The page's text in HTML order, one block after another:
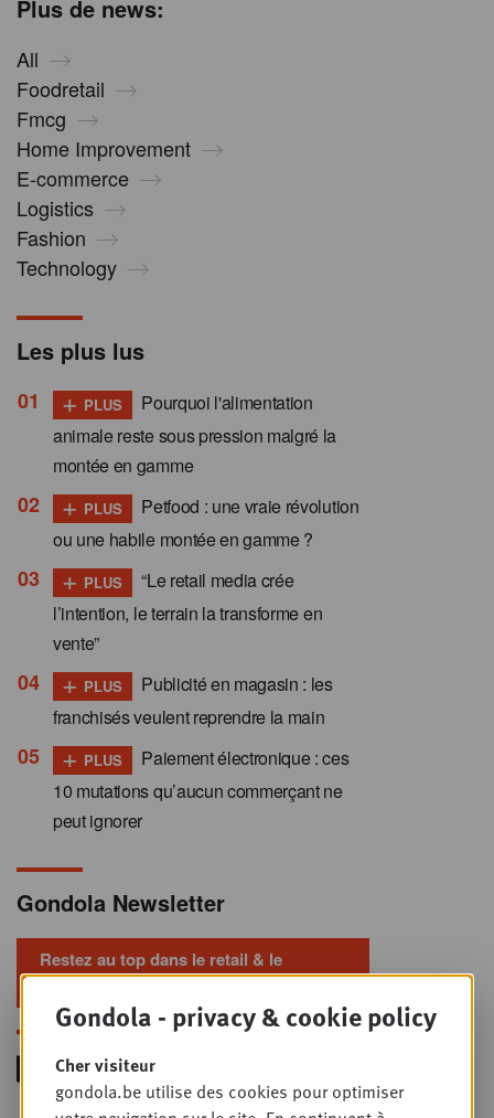
Plus de news:
All
Foodretail
Fmcg
Home Improvement
E-commerce
Logistics
Fashion
Technology
Les plus lus
+ PLUS
Pourquoi l'alimentation
animale reste sous pression malgré la
montée en gamme
+ PLUS
Petfood : une vraie révolution
ou une habile montée en gamme ?
+ PLUS
“Le retail media crée
l’intention, le terrain la transforme en
vente”
+ PLUS
Publicité en magasin : les
franchisés veulent reprendre la main
+ PLUS
Paiement électronique : ces
10 mutations qu’aucun commerçant ne
peut ignorer
Gondola Newsletter
Restez au top dans le retail & le
foodservice !
Gondola - privacy & cookie policy
Cher visiteur
gondola.be utilise des cookies pour optimiser